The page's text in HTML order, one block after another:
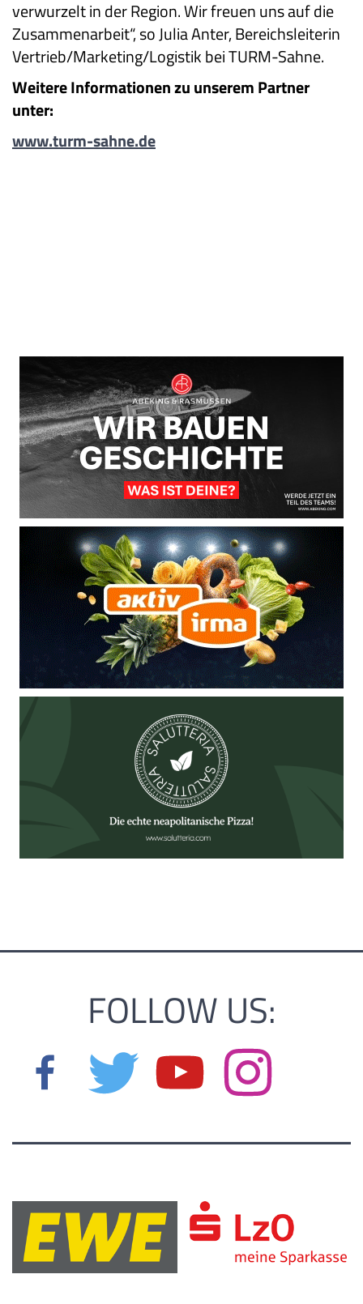
verwurzelt in der Region. Wir freuen uns auf die
Zusammenarbeit“, so Julia Anter, Bereichsleiterin
Vertrieb/Marketing/Logistik bei TURM-Sahne.
Weitere Informationen zu unserem Partner
unter:
www.turm-sahne.de
FOLLOW US: